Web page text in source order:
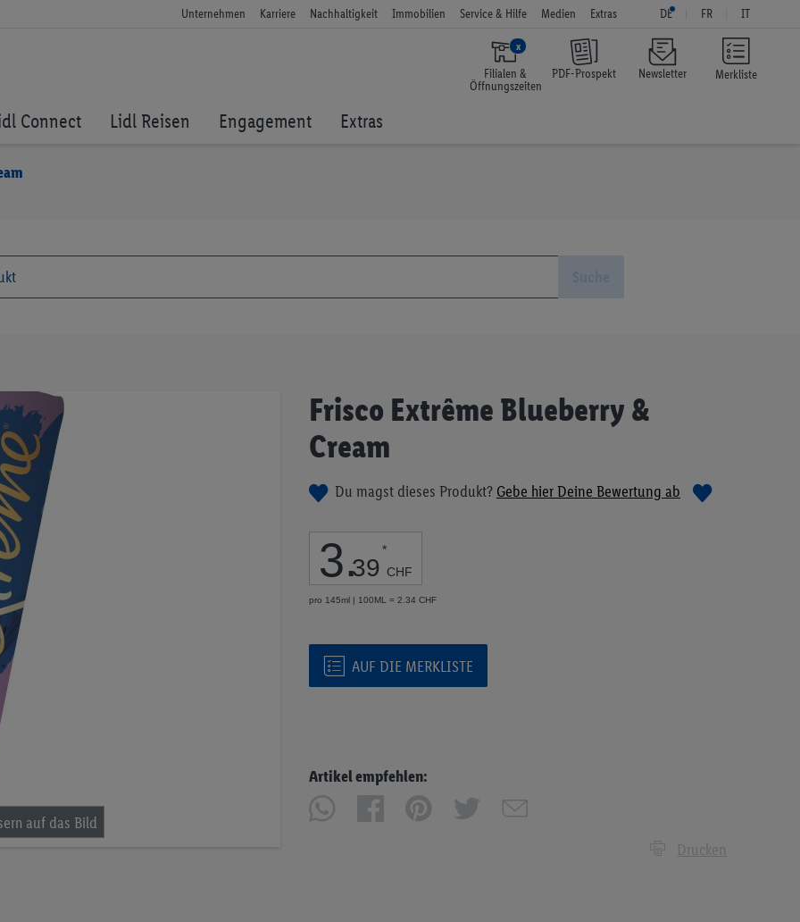
Merkliste
Unternehmen Karriere Nachhaltigkeit Immobilien Service & Hilfe Medien Extras DE FR IT
x
Filialen &
Öffnungszeiten
PDF-Prospekt Newsletter
Connect Lidl Reisen Engagement Extras
Frisco Extrême Blueberry &
Cream
Du magst dieses Produkt? Gebe hier Deine Bewertung ab
3.39
*
CHF
pro 145ml | 100ML = 2.34 CHF
AUF DIE MERKLISTE
Artikel empfehlen:
Drucken
Anfang
Bildgalerie